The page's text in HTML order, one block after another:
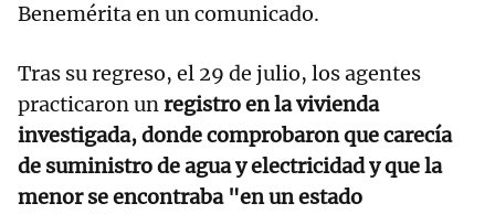
Benemérita en un comunicado.
Tras su regreso, el 29 de julio, los agentes
practicaron unregistro en la vivienda
investigada, donde comprobaron que carecía
de suministro de agua y electricidad y que la
menor se encontraba "en un estado